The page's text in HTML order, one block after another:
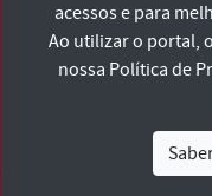
acessos e para
Ao utilizar o portal,
nossa Política de